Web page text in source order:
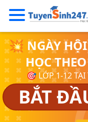
💥 NGÀY
HỌC
🎯 LỚP 1-12
BẮT